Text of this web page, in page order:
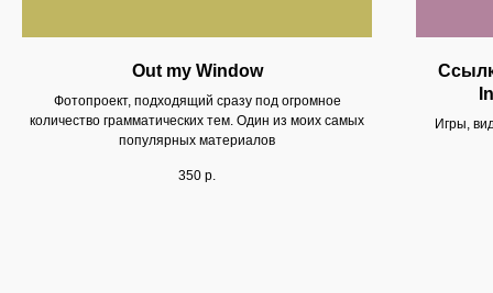
Out my Window
Фотопроект, подходящий сразу под огромное
количество грамматических тем. Один из моих самых
популярных материалов
350 р.
Игры,